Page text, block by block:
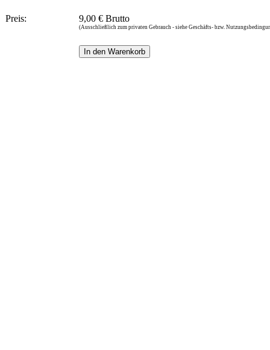
Preis: 9,00 € Brutto
(Ausschließlich zum privaten Gebrauch - siehe Geschäfts- bzw.